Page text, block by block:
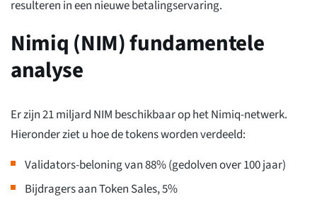
resulteren in een nieuwe betalingservaring.
Nimiq (NIM) fundamentele
analyse
Er zijn 21 miljard NIM beschikbaar op het Nimiq-netwerk.
Hieronder ziet u hoe de tokens worden verdeeld:
Validators-beloning van 88% (gedolven over 100 jaar)
Bijdragers aan Token Sales, 5%